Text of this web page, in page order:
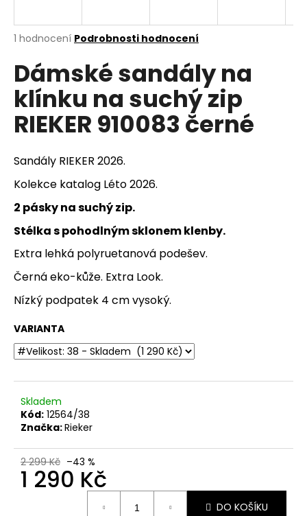
Průměrné
produktu
je
5,0
5
hvězdiček.
1 hodnocení Podrobnosti hodnocení
Dámské sandály na
klínku na suchý zip
RIEKER 910083 černé
Sandály RIEKER 2026.
Kolekce katalog Léto 2026.
2 pásky na suchý zip.
Stélka s pohodlným sklonem klenby.
Extra lehká polyruetanová podešev.
Černá eko-kůže. Extra Look.
Nízký podpatek 4 cm vysoký.
VARIANTA
Skladem
Kód: 12564/38
Značka:Rieker
2 299 Kč –43 %
1 290 Kč
DO KOŠÍKU
j
t
?
HLEDAT
o
p
r
u
č
u
j
e
e
DÁMSKÉ
SANDÁLY
NA
PODPATKU
TAMARIS